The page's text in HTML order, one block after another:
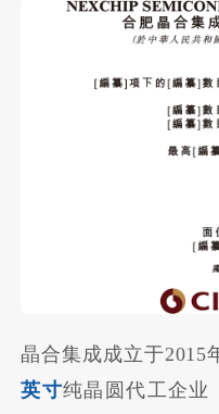
晶合集成成立于2015
英寸纯晶圆代工企业